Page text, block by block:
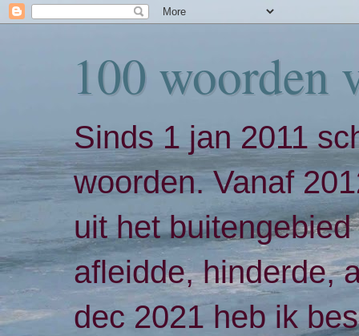
100 woorden
Sinds 1 jan 2011
woorden. Vanaf
uit het
afleidde, hinderde,
dec 2021 heb ik